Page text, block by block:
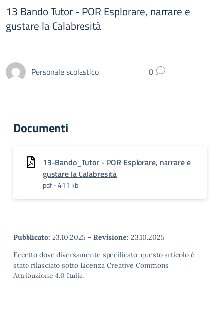
13 Bando Tutor - POR Esplorare, narrare e
gustare la Calabresità
Personale scolastico 0
Documenti
13-Bando_Tutor - POR Esplorare, narrare e
gustare la Calabresità
pdf - 411 kb
Pubblicato: 23.10.2025 - Revisione: 23.10.2025
Eccetto dove diversamente specificato, questo articolo è
stato rilasciato sotto Licenza Creative Commons
Attribuzione 4.0 Italia.